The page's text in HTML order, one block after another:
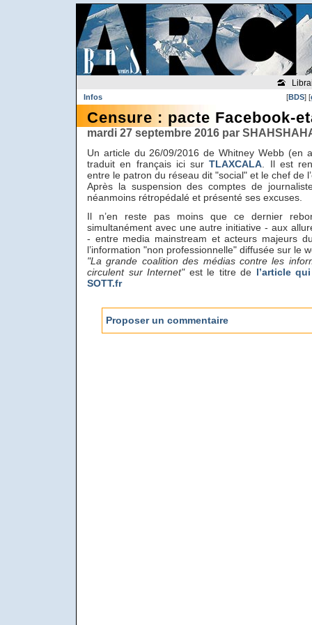
[BDS] [
Infos
Censure : pacte Facebook-
mardi 27 septembre 2016 par
Un article du 26/09/2016 de Whitney Webb (en
traduit en français ici surTLAXCALA . Il est
entre le patron du réseau dit "social" et le chef de
Après la suspension des comptes de
néanmoins rétropédalé et présenté ses excuses.
Il n’en reste pas moins que ce dernier
simultanément avec une autre initiative - aux
- entre media mainstream et acteurs majeurs
l’information "non professionnelle" diffusée sur le
"La grande coalition des médias contre les
circulent sur Internet"est le titre de l’article
SOTT.fr
Proposer un commentaire